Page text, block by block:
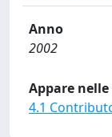
Anno
2002
Appare
4.1